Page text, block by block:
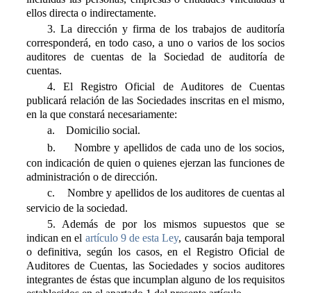
ellos directa o indirectamente.
3. La dirección y firma de los trabajos de auditoría
corresponderá, en todo caso, a uno o varios de los socios
auditores de cuentas de la Sociedad de auditoría de
cuentas.
4. El Registro Oficial de Auditores de Cuentas
publicará relación de las Sociedades inscritas en el mismo,
en la que constará necesariamente:
a.
Domicilio social.
b.
Nombre y apellidos de cada uno de los socios,
con indicación de quien o quienes ejerzan las funciones de
administración o de dirección.
c.
Nombre y apellidos de los auditores de cuentas al
servicio de la sociedad.
5. Además de por los mismos supuestos que se
indican en el artículo 9 de esta Ley, causarán baja temporal
o definitiva, según los casos, en el Registro Oficial de
Auditores de Cuentas, las Sociedades y socios auditores
integrantes de éstas que incumplan alguno de los requisitos